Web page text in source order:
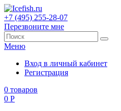
+7 (495) 255-28-07
Перезвоните мне
Меню
Вход в личный кабинет
Регистрация
0 товаров
0 Р